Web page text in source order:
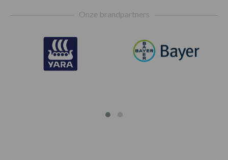
Onze brandpartners